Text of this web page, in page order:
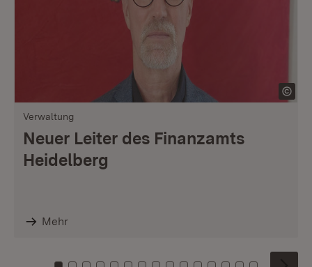
Verwaltung
Neuer Leiter des Finanzamts
Heidelberg
Mehr